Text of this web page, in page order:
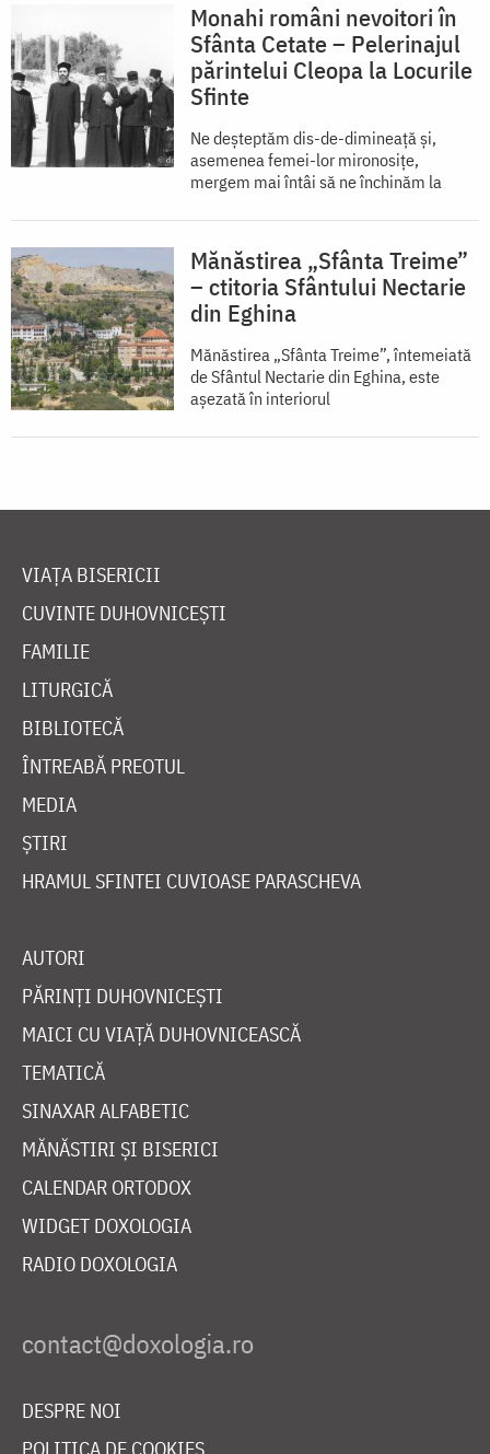
Monahi români nevoitori în
Sfânta Cetate – Pelerinajul
părintelui Cleopa la Locurile
Sfinte
Ne deșteptăm dis-de-dimineață și,
asemenea femei-lor mironosițe,
mergem mai întâi să ne închinăm la
Mănăstirea „Sfânta Treime”
– ctitoria Sfântului Nectarie
din Eghina
Mănăstirea „Sfânta Treime”, întemeiată
de Sfântul Nectarie din Eghina, este
aşezată în interiorul
VIAȚA BISERICII
CUVINTE DUHOVNICEȘTI
FAMILIE
LITURGICĂ
BIBLIOTECĂ
ÎNTREABĂ PREOTUL
MEDIA
ȘTIRI
HRAMUL SFINTEI CUVIOASE PARASCHEVA
AUTORI
PĂRINȚI DUHOVNICEȘTI
MAICI CU VIAȚĂ DUHOVNICEASCĂ
TEMATICĂ
SINAXAR ALFABETIC
MĂNĂSTIRI ȘI BISERICI
CALENDAR ORTODOX
WIDGET DOXOLOGIA
RADIO DOXOLOGIA
DESPRE NOI